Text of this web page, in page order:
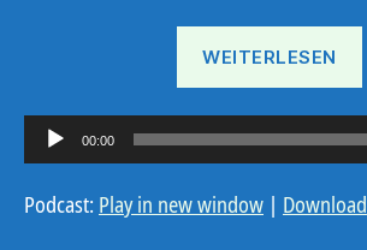
WEITERLESEN
u
d
00:00
Podcast: Play in new window | Download